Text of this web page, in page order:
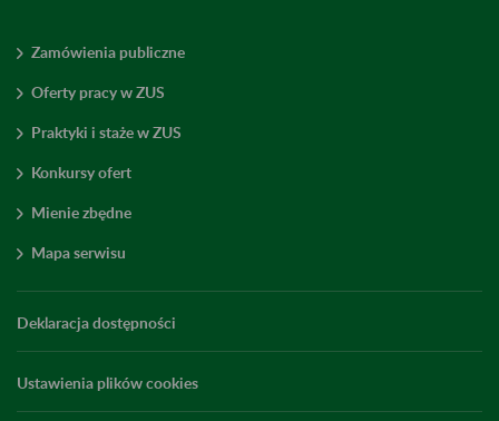
Zamówienia publiczne
Oferty pracy w ZUS
Praktyki i staże w ZUS
Konkursy ofert
Mienie zbędne
Mapa serwisu
Deklaracja dostępności
Ustawienia plików cookies